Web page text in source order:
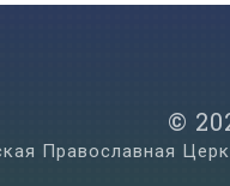
©
Православная